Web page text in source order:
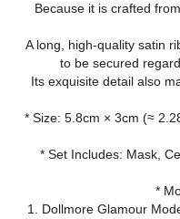
Because it is crafted
A long, high-quality satin
to be secured
Its exquisite detail also
* Size: 5.8cm × 3cm (≈
* Set Includes: Mask,
*
1. Dollmore Glamour